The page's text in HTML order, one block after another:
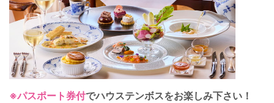
※パスポート券付でハウステンボスをお楽しみ下さい！